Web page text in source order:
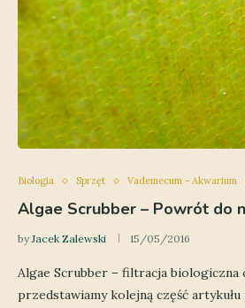
Biologia Sprzęt Vademecum - Akwarium
Algae Scrubber – Powrót do
byJacek Zalewski 15/05/2016
Algae Scrubber – filtracja biologiczna
przedstawiamy kolejną część